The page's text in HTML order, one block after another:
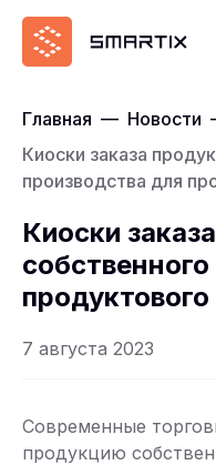
Главная — Новости
Киоски заказа
производства для
Киоски
7 августа 2023
Современные
продукцию